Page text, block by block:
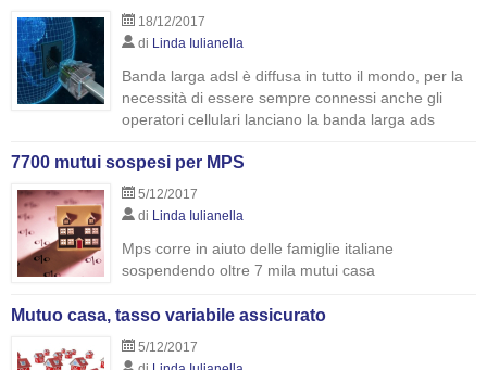
18/12/2017
di Linda Iulianella
Banda larga adsl è diffusa in tutto il mondo, per la
necessità di essere sempre connessi anche gli
operatori cellulari lanciano la banda larga ads
7700 mutui sospesi per MPS
5/12/2017
di Linda Iulianella
Mps corre in aiuto delle famiglie italiane
sospendendo oltre 7 mila mutui casa
Mutuo casa, tasso variabile assicurato
5/12/2017